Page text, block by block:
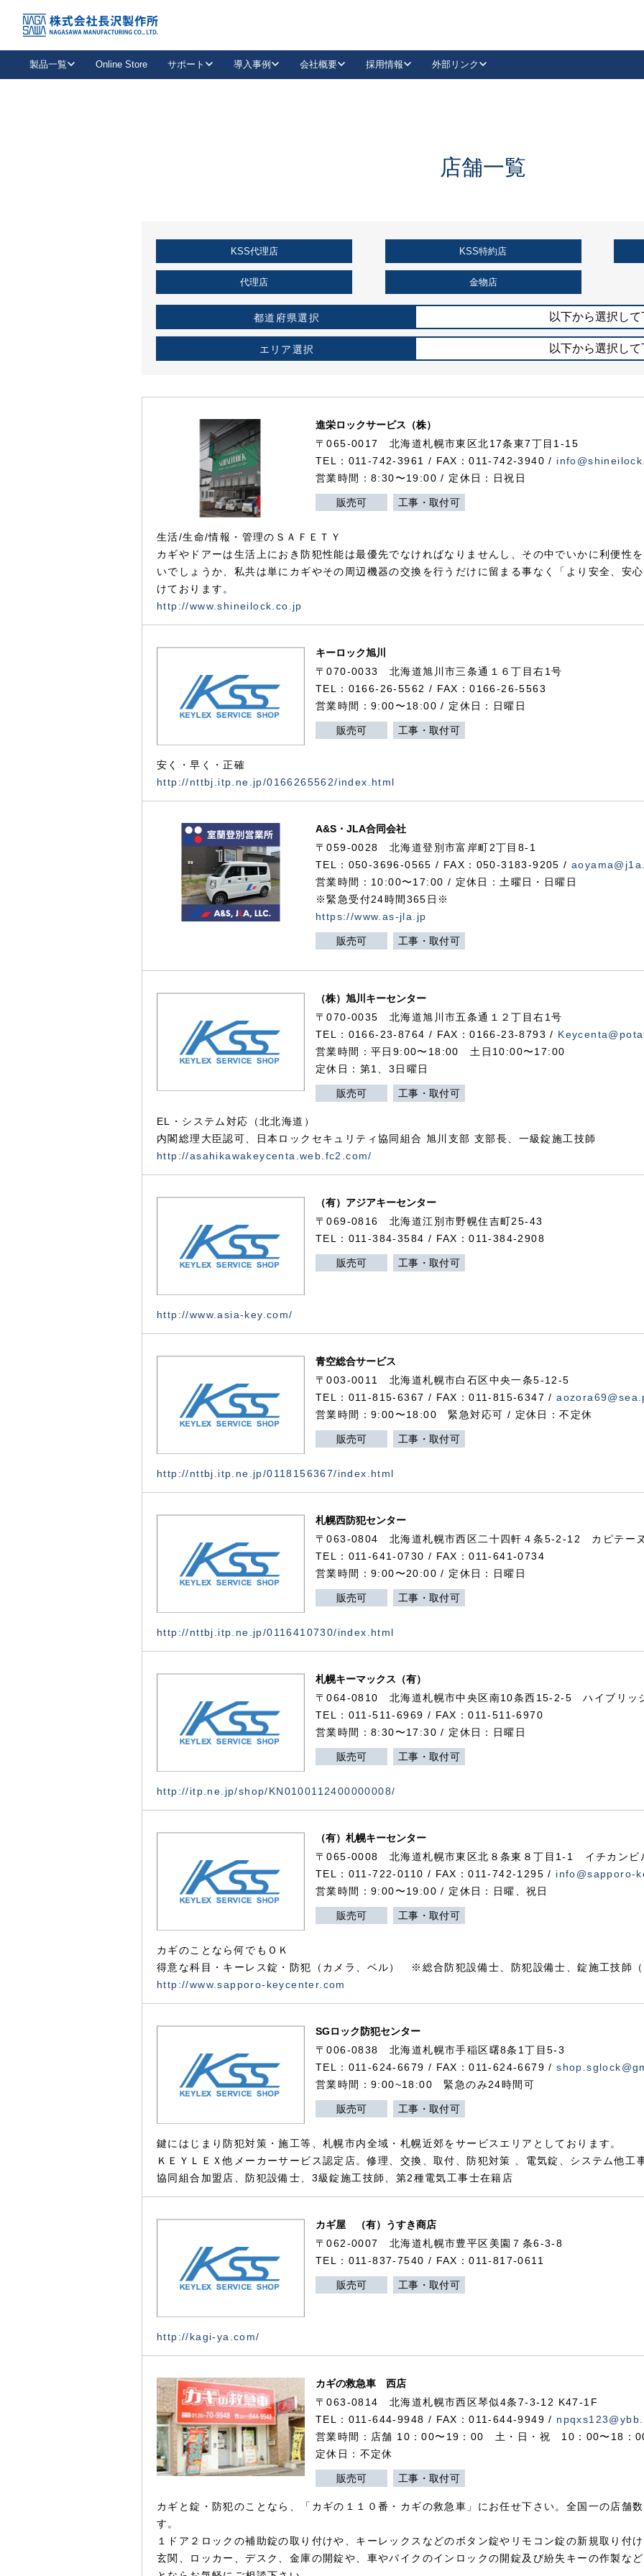
製品一覧
抗ウイルス・抗菌製品
キーレックスを品番からお探しいただけます。
Online Store サポート
取扱店情報
お役立ち情報
導入事例
企業様採用事例
会社概要 採用情報 外部リンク
LinkedIn
KSS加盟店・取扱店情報
店舗一覧
店舗一覧
KSS代理店 KSS特約店
代理店 金物店
都道府県選択 以下から選択し
エリア選択 以下から選択し
進栄ロックサービス（株）
〒065-0017 北海道札幌市東区北17条東7丁目1-15
TEL：011-742-3961 / FAX：011-742-3940 /
営業時間：8:30〜19:00 / 定休日：日祝日
販売可 工事・取付可
生活/生命/情報・管理のＳＡＦＥＴＹ
カギやドアーは生活上におき防犯性能は最優先でなければなりませんし、その中でいかに利便性
いでしょうか、私共は単にカギやその周辺機器の交換を行うだけに留まる事なく「より安全、安
けております。
http://www.shineilock.co.jp
キーロック旭川
〒070-0033 北海道旭川市三条通１６丁目右1号
TEL：0166-26-5562 / FAX：0166-26-5563
営業時間：9:00〜18:00 / 定休日：日曜日
販売可 工事・取付可
安く・早く・正確
http://nttbj.itp.ne.jp/0166265562/index.html
A&S・JLA合同会社
〒059-0028北海道登別市富岸町2丁目 8-1
TEL：050-3696-0565 / FAX：050-3183-9205 /
営業時間：10:00〜17:00 / 定休日：土曜日・日曜日
※緊急受付24時間365日※
https://www.as-jla.jp
販売可 工事・取付可
（株）旭川キーセンター
〒070-0035 北海道旭川市五条通１２丁目右1号
TEL：0166-23-8764 / FAX：0166-23-8793 /
営業時間：平日9:00〜18:00 土日10:00〜17:00
定休日：第1、3日曜日
販売可 工事・取付可
EL・システム対応（北北海道）
内閣総理大臣認可、日本ロックセキュリティ協同組合 旭川支部 支部長、一級錠施工技師
http://asahikawakeycenta.web.fc2.com/
（有）アジアキーセンター
〒069-0816 北海道江別市野幌住吉町25-43
TEL：011-384-3584 / FAX：011-384-2908
販売可 工事・取付可
http://www.asia-key.com/
青空総合サービス
〒003-0011 北海道札幌市白石区中央一条5-12-5
TEL：011-815-6367 / FAX：011-815-6347 /
営業時間：9:00〜18:00 緊急対応可 / 定休日：不定休
販売可 工事・取付可
http://nttbj.itp.ne.jp/0118156367/index.html
札幌西防犯センター
〒063-0804 北海道札幌市西区二十四軒４条5-2-12 カピテー
TEL：011-641-0730 / FAX：011-641-0734
営業時間：9:00〜20:00 / 定休日：日曜日
販売可 工事・取付可
http://nttbj.itp.ne.jp/0116410730/index.html
札幌キーマックス（有）
〒064-0810 北海道札幌市中央区南10条西15-2-5 ハイブリッ
TEL：011-511-6969 / FAX：011-511-6970
営業時間：8:30〜17:30 / 定休日：日曜日
販売可 工事・取付可
http://itp.ne.jp/shop/KN0100112400000008/
（有）札幌キーセンター
〒065-0008 北海道札幌市東区北８条東８丁目1-1 イチカンビ
TEL：011-722-0110 / FAX：011-742-1295 / info@sapporo-
営業時間：9:00〜19:00 / 定休日：日曜、祝日
販売可 工事・取付可
カギのことなら何でもＯＫ
得意な科目・キーレス錠・防犯（カメラ、ベル） ※総合防犯設備士、防犯設備士、錠施工技師
http://www.sapporo-keycenter.com
SGロック防犯センター
〒006-0838 北海道札幌市手稲区曙8条1丁目5-3
TEL：011-624-6679 / FAX：011-624-6679 /
営業時間：9:00~18:00 緊急のみ24時間可
販売可 工事・取付可
鍵にはじまり防犯対策・施工等、札幌市内全域・札幌近郊をサービスエリアとしております。
ＫＥＹＬＥＸ他メーカーサービス認定店。修理、交換、取付、防犯対策 、電気錠、システム他工
協同組合加盟店、防犯設備士、3級錠施工技師、第2種電気工事士在籍店
カギ屋 （有）うすき商店
〒062-0007 北海道札幌市豊平区美園７条6-3-8
TEL：011-837-7540 / FAX：011-817-0611
販売可 工事・取付可
http://kagi-ya.com/
カギの救急車 西店
〒063-0814 北海道札幌市西区琴似4条7-3-12 K47-1F
TEL：011-644-9948 / FAX：011-644-9949 /
営業時間：店舗 10：00〜19：00 土・日・祝 10：00〜18：
定休日：不定休
販売可 工事・取付可
カギと錠・防犯のことなら、「カギの１１０番・カギの救急車」にお任せ下さい。全国一の店舗
す。
１ドア２ロックの補助錠の取り付けや、キーレックスなどのボタン錠やリモコン錠の新規取り付
玄関、ロッカー、デスク、金庫の開錠や、車やバイクのインロックの開錠及び紛失キーの作製な